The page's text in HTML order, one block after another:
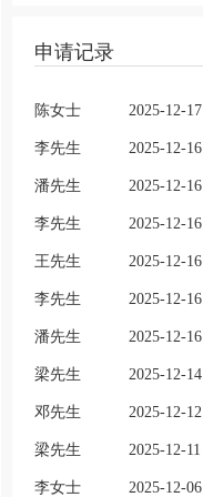
申请记录
陈女士 2025-12-17
李先生 2025-12-16
潘先生 2025-12-16
李先生 2025-12-16
王先生 2025-12-16
李先生 2025-12-16
潘先生 2025-12-16
梁先生 2025-12-14
邓先生 2025-12-12
梁先生 2025-12-11
李女士 2025-12-06